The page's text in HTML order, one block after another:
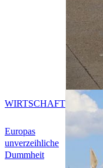
Europas
unverzeihliche
Dummheit
WIRTSCHAFT